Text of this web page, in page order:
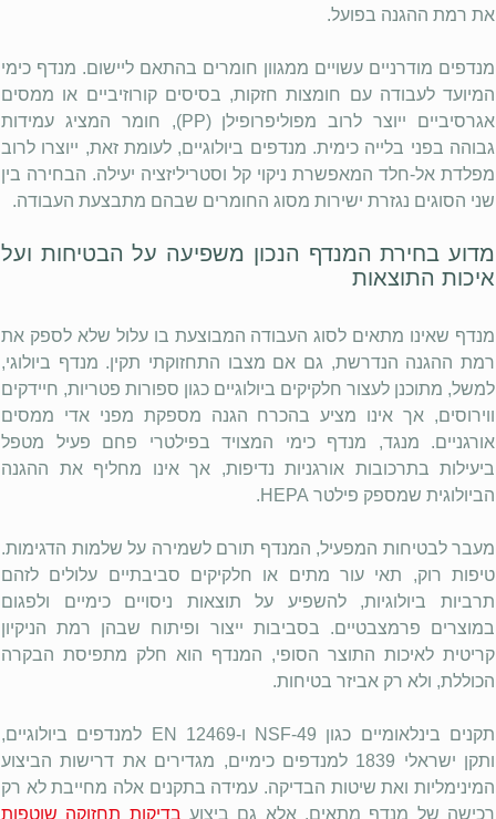
את רמת ההגנה בפועל.
מנדפים מודרניים עשויים ממגוון חומרים בהתאם ליישום. מנדף כימי
המיועד לעבודה עם חומצות חזקות, בסיסים קורוזיביים או ממסים
אגרסיביים ייוצר לרוב מפוליפרופילן (PP), חומר המציג עמידות
גבוהה בפני בלייה כימית. מנדפים ביולוגיים, לעומת זאת, ייוצרו לרוב
מפלדת אל-חלד המאפשרת ניקוי קל וסטריליזציה יעילה. הבחירה בין
שני הסוגים נגזרת ישירות מסוג החומרים שבהם מתבצעת העבודה.
מדוע בחירת המנדף הנכון משפיעה על הבטיחות ועל
איכות התוצאות
מנדף שאינו מתאים לסוג העבודה המבוצעת בו עלול שלא לספק את
רמת ההגנה הנדרשת, גם אם מצבו התחזוקתי תקין. מנדף ביולוגי,
למשל, מתוכנן לעצור חלקיקים ביולוגיים כגון ספורות פטריות, חיידקים
ווירוסים, אך אינו מציע בהכרח הגנה מספקת מפני אדי ממסים
אורגניים. מנגד, מנדף כימי המצויד בפילטרי פחם פעיל מטפל
ביעילות בתרכובות אורגניות נדיפות, אך אינו מחליף את ההגנה
הביולוגית שמספק פילטר HEPA
.
מעבר לבטיחות המפעיל, המנדף תורם לשמירה על שלמות הדגימות.
טיפות רוק, תאי עור מתים או חלקיקים סביבתיים עלולים לזהם
תרביות ביולוגיות, להשפיע על תוצאות ניסויים כימיים ולפגום
במוצרים פרמצבטיים. בסביבות ייצור ופיתוח שבהן רמת הניקיון
קריטית לאיכות התוצר הסופי, המנדף הוא חלק מתפיסת הבקרה
הכוללת, ולא רק אביזר בטיחות.
תקנים בינלאומיים כגון NSF-49 ו-EN 12469
למנדפים ביולוגיים,
ותקן ישראלי 1839 למנדפים כימיים, מגדירים את דרישות הביצוע
המינימליות ואת שיטות הבדיקה. עמידה בתקנים אלה מחייבת לא רק
רכישה של מנדף מתאים, אלא גם ביצוע בדיקות תחזוקה שוטפות